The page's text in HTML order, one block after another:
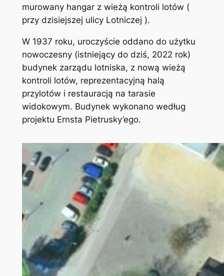
murowany hangar z wieżą kontroli lotów (
przy dzisiejszej ulicy Lotniczej ).
W 1937 roku, uroczyście oddano do użytku
nowoczesny (istniejący do dziś, 2022 rok)
budynek zarządu lotniska, z nową wieżą
kontroli lotów, reprezentacyjną halą
przylotów i restauracją na tarasie
widokowym. Budynek wykonano według
projektu Ernsta Pietrusky’ego.